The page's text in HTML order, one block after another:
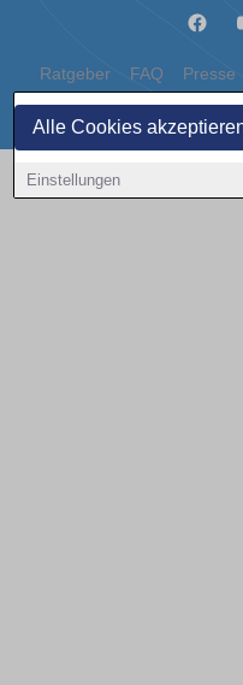
Alle Cookies
Einstellungen
Ratgeber FAQ Presse
Copyright © 2000 - 2026 | 1A